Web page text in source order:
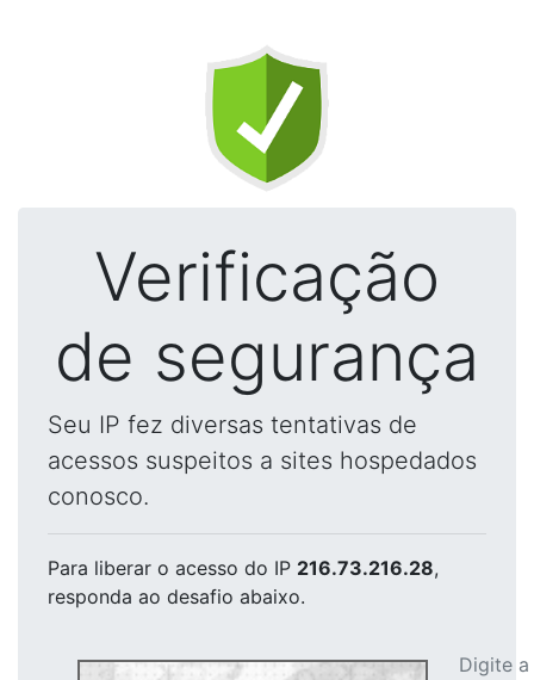
Verificação
de segurança
Seu IP fez diversas tentativas de
acessos suspeitos a sites hospedados
conosco.
Para liberar o acesso do IP 216.73.216.28,
responda ao desafio abaixo.
Digite